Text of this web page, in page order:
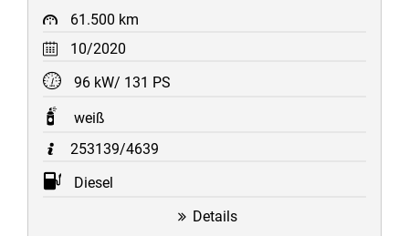
61.500 km
10/2020
96 kW/ 131 PS
weiß
253139/4639
Diesel
Details